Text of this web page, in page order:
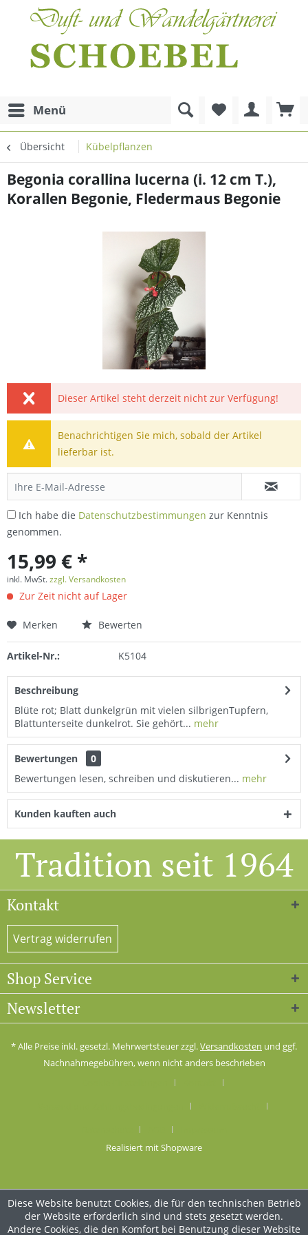
Menü
Übersicht Kübelpflanzen
Begonia corallina lucerna (i. 12 cm T.),
Korallen Begonie, Fledermaus Begonie
Dieser Artikel steht derzeit nicht zur Verfügung!
Benachrichtigen Sie mich, sobald der Artikel
lieferbar ist.
Ich habe die Datenschutzbestimmungen zur Kenntnis
genommen.
15,99 € *
inkl. MwSt.zzgl. Versandkosten
Zur Zeit nicht auf Lager
Merken Bewerten
Artikel-Nr.: K5104
Beschreibung
Blüte rot; Blatt dunkelgrün mit vielen silbrigenTupfern,
Blattunterseite dunkelrot. Sie gehört... mehr
Bewertungen
0
Bewertungen lesen, schreiben und diskutieren... mehr
Kunden kauften auch
Tradition seit 1964
Kontakt
Vertrag widerrufen
Shop Service
Newsletter
* Alle Preise inkl. gesetzl. Mehrwertsteuer zzgl.Versandkosten und ggf.
Nachnahmegebühren, wenn nicht anders beschrieben
Realisiert mit Shopware
Diese Website benutzt Cookies, die für den technischen Betrieb
der Website erforderlich sind und stets gesetzt werden.
Andere Cookies, die den Komfort bei Benutzung dieser Website